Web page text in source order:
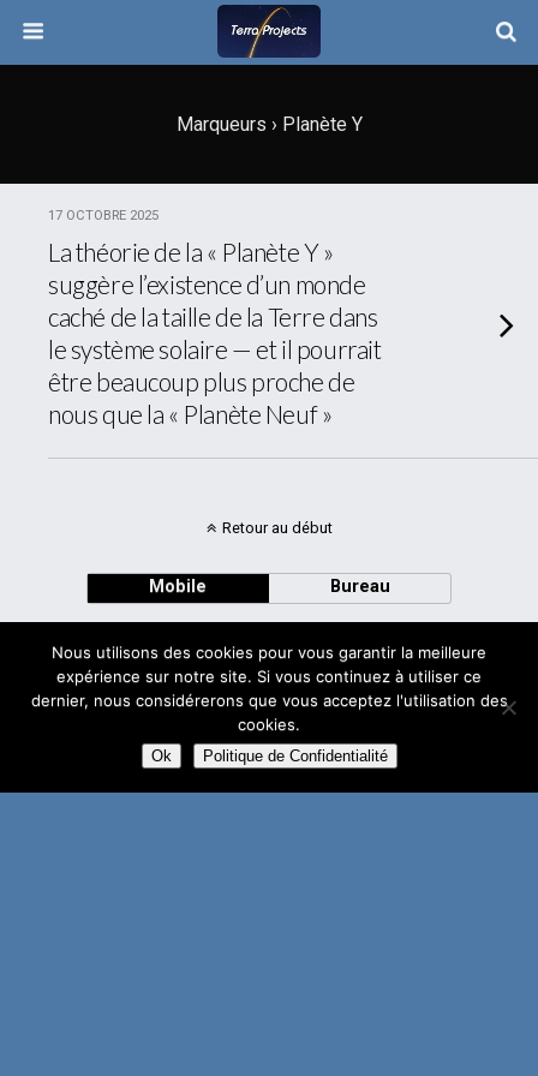
Marqueurs › Planète Y
17 OCTOBRE 2025
La théorie de la « Planète Y »
suggère l’existence d’un monde
caché de la taille de la Terre dans
le système solaire — et il pourrait
être beaucoup plus proche de
nous que la « Planète Neuf »
Retour au début
Mobile Bureau
Avec
WPtouch Mobile Suite for WordPress
Nous utilisons des cookies pour vous garantir la meilleure
expérience sur notre site. Si vous continuez à utiliser ce
dernier, nous considérerons que vous acceptez l'utilisation des
cookies.
Ok Politique de Confidentialité